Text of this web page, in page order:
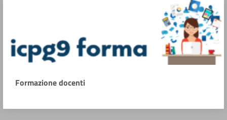
Formazione docenti